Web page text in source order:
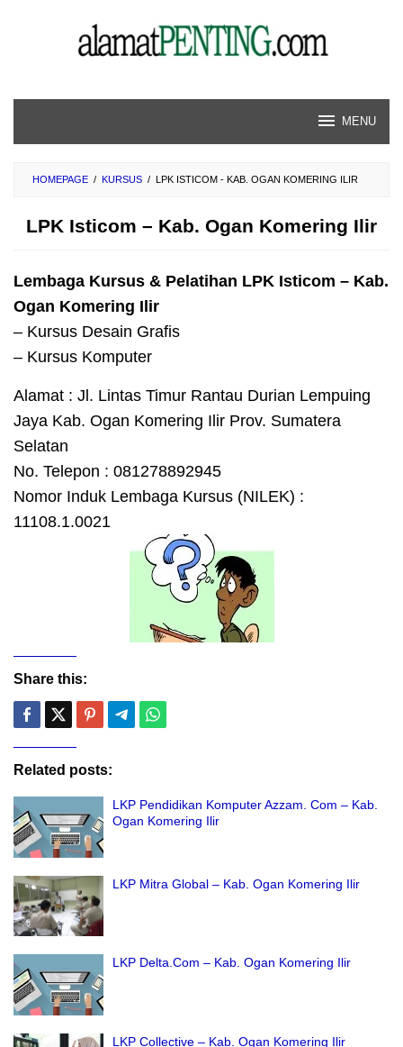
MENU
HOMEPAGE / KURSUS / LPK ISTICOM - KAB. OGAN KOMERING ILIR
LPK Isticom – Kab. Ogan Komering Ilir
Lembaga Kursus & Pelatihan LPK Isticom – Kab.
Ogan Komering Ilir
– Kursus Desain Grafis
– Kursus Komputer
Alamat : Jl. Lintas Timur Rantau Durian Lempuing
Jaya Kab. Ogan Komering Ilir Prov. Sumatera
Selatan
No. Telepon : 081278892945
Nomor Induk Lembaga Kursus (NILEK) :
11108.1.0021
Share this:
Related posts:
LKP Pendidikan Komputer Azzam. Com – Kab.
Ogan Komering Ilir
LKP Mitra Global – Kab. Ogan Komering Ilir
LKP Delta.Com – Kab. Ogan Komering Ilir
LKP Collective – Kab. Ogan Komering Ilir